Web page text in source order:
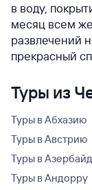
в воду,
месяц всем
развлечений
прекрасный
Туры из
Туры в Абхазию
Туры в Австрию
Туры в
Туры в Андорру